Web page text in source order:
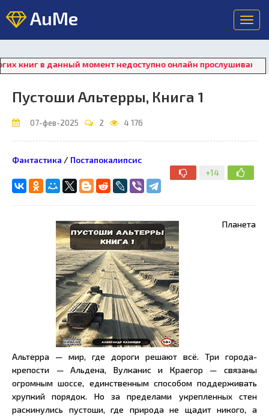
AuMe
момент недоступно онлайн прослушивание. Для
Пустоши Альтерры, Книга 1
07-фев-2025 2 4 176
+14
Фантастика / Постапокалипсис
Планета
Альтерра — мир, где дороги решают всё. Три города-
крепости — Альдена, Вулканис и Краегор — связаны
огромным шоссе, единственным способом поддерживать
хрупкий порядок. Но за пределами укрепленных стен
раскинулись пустоши, где природа не щадит никого, а